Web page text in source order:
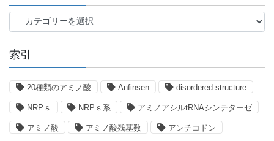
テ
リ
ー
索引
20種類のアミノ酸 Anfinsen disordered structure
NRPｓ NRPｓ系 アミノアシルtRNAシンテターゼ
アミノ酸 アミノ酸残基数 アンチコドン